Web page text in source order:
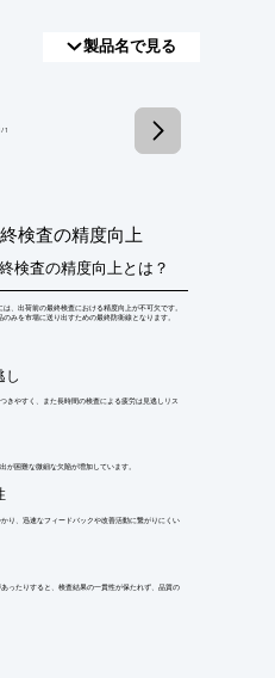
製品名で見る
/ 1
検査の精度向上
検査の精度向上とは？
、出荷前の最終検査における精度向上が不可欠です。
みを市場に送り出すための最終防衛線となります。
し
きやすく、また長時間の検査による疲労は見逃しリス
が困難な微細な欠陥が増加しています。
り、迅速なフィードバックや改善活動に繋がりにくい
ったりすると、検査結果の一貫性が保たれず、品質の